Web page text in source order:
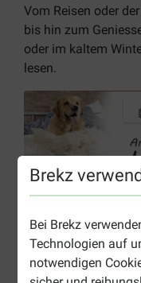
Brekz
Bei Brekz
Technologien auf
notwendigen
Vom Reisen oder
bis hin zum
oder im kaltem
lesen.